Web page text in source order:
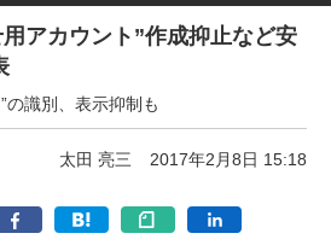
アカウント”作成抑止など安
の識別、表示抑制も
太田 亮三 2017年2月8日 15:18